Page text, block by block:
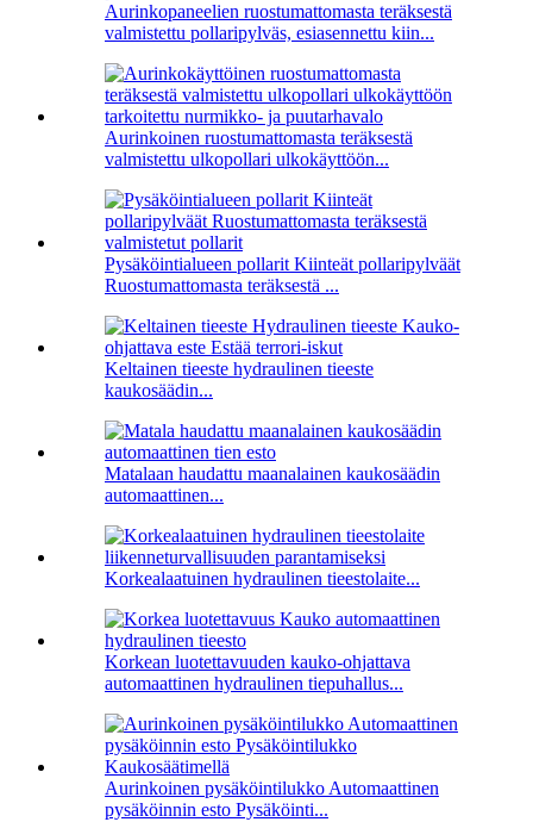
Aurinkopaneelien ruostumattomasta teräksestä
valmistettu pollaripylväs, esiasennettu kiin...
Aurinkoinen ruostumattomasta teräksestä
valmistettu ulkopollari ulkokäyttöön...
Pysäköintialueen pollarit Kiinteät pollaripylväät
Ruostumattomasta teräksestä ...
Keltainen tieeste hydraulinen tieeste
kaukosäädin...
Matalaan haudattu maanalainen kaukosäädin
automaattinen...
Korkealaatuinen hydraulinen tieestolaite...
Korkean luotettavuuden kauko-ohjattava
automaattinen hydraulinen tiepuhallus...
Aurinkoinen pysäköintilukko Automaattinen
pysäköinnin esto Pysäköinti...